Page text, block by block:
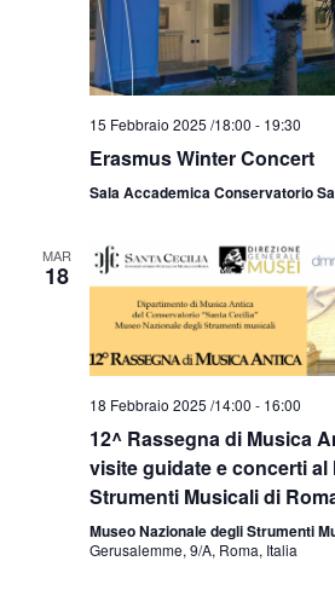
15 Febbraio 2025 /18:00 - 19:30
Erasmus Winter Concert
Sala Accademica Conservatorio
MAR
18
18 Febbraio 2025 /14:00 - 16:00
12^ Rassegna di Musica
visite guidate e concerti al
Strumenti Musicali di
Museo Nazionale degli Strumenti
Gerusalemme, 9/A, Roma, Italia